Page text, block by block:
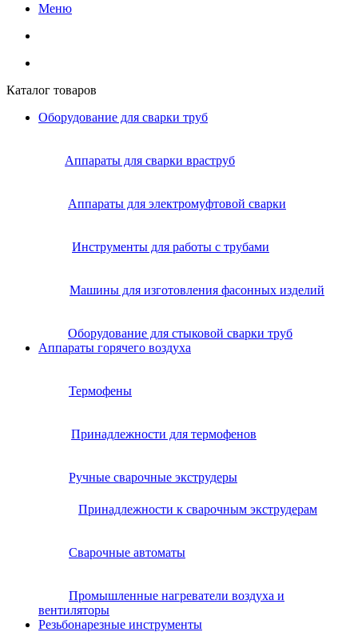
Меню
Каталог товаров
Оборудование для сварки труб
Аппараты для сварки враструб
Аппараты для электромуфтовой сварки
Инструменты для работы с трубами
Машины для изготовления фасонных изделий
Оборудование для стыковой сварки труб
Аппараты горячего воздуха
Термофены
Принадлежности для термофенов
Ручные сварочные экструдеры
Принадлежности к сварочным экструдерам
Сварочные автоматы
Промышленные нагреватели воздуха и
вентиляторы
Резьбонарезные инструменты